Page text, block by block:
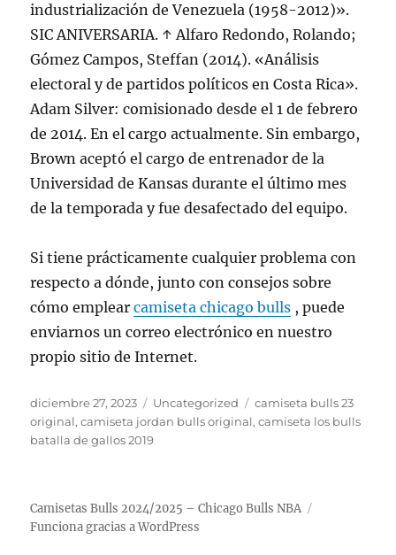
industrialización de Venezuela (1958-2012)».
SIC ANIVERSARIA. ↑ Alfaro Redondo, Rolando;
Gómez Campos, Steffan (2014). «Análisis
electoral y de partidos políticos en Costa Rica».
Adam Silver: comisionado desde el 1 de febrero
de 2014. En el cargo actualmente. Sin embargo,
Brown aceptó el cargo de entrenador de la
Universidad de Kansas durante el último mes
de la temporada y fue desafectado del equipo.
Si tiene prácticamente cualquier problema con
respecto a dónde, junto con consejos sobre
cómo emplearcamiseta chicago bulls , puede
enviarnos un correo electrónico en nuestro
propio sitio de Internet.
Publicado
el
diciembre 27, 2023 Categorías
Uncategorized Etiquetas
camiseta bulls 23
original,camiseta jordan bulls original,camiseta los bulls
batalla de gallos 2019
Camisetas Bulls 2024/2025 – Chicago Bulls NBA
Funciona gracias a WordPress